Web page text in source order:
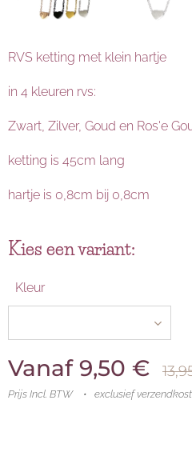
RVS ketting met klein hartje
in 4 kleuren rvs:
Zwart, Zilver, Goud en Ros'e
ketting is 45cm lang
hartje is 0,8cm bij 0,8cm
Kies een variant:
Kleur
Vanaf 9,50 €
Prijs Incl. BTW exclusief